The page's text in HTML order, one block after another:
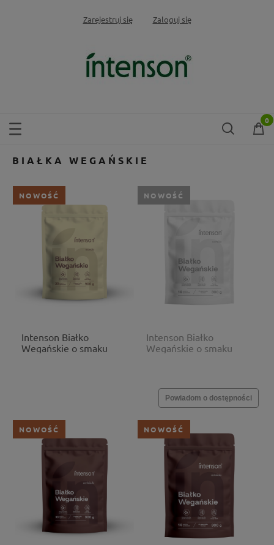
Zarejestruj się Zaloguj się
BIAŁKA WEGAŃSKIE
Intenson Białko
Wegańskie o smaku
NOWOŚĆ
Intenson Białko
Wegańskie o smaku
Powiadom o dostępności
NOWOŚĆ
NOWOŚĆ NOWOŚĆ